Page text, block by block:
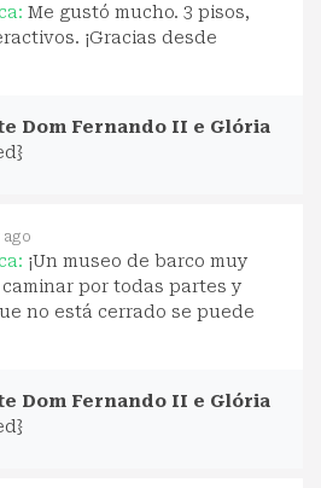
Me gustó mucho. 3 pisos,
¡Gracias desde
Dom Fernando II e Glória
ago
¡Un museo de barco muy
por todas partes y
no está cerrado se puede
Dom Fernando II e Glória